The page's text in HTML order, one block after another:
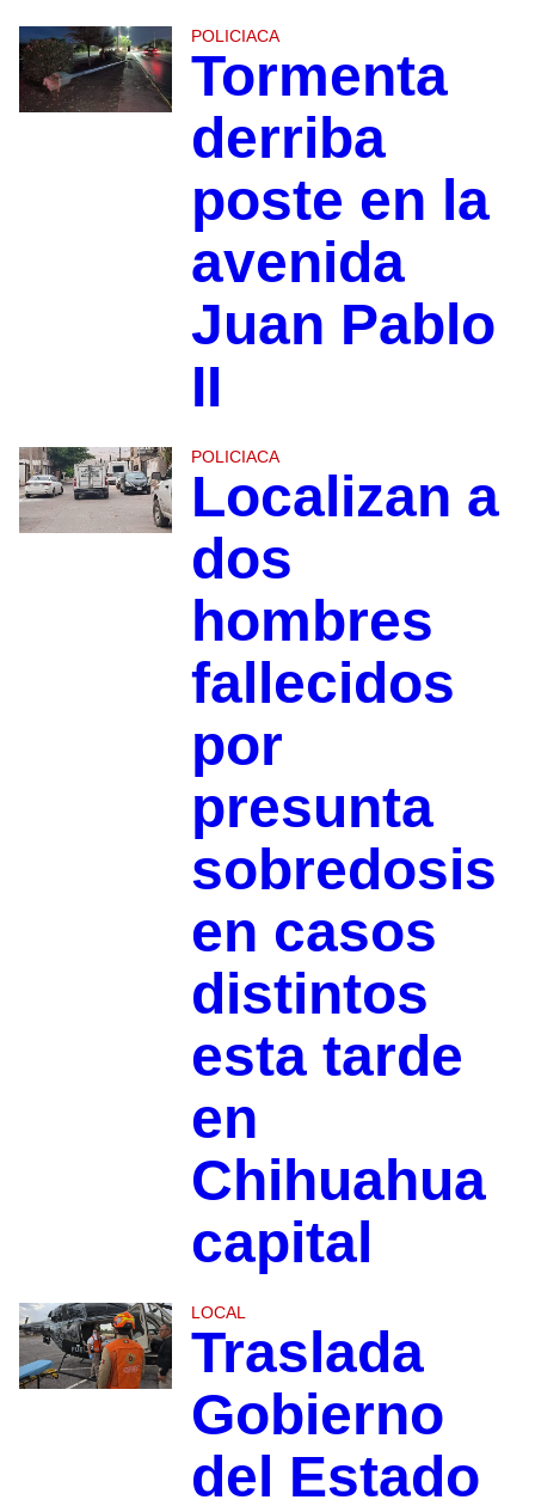
POLICIACA
Tormenta
derriba
poste en la
avenida
Juan Pablo
II
POLICIACA
Localizan a
dos
hombres
fallecidos
por
presunta
sobredosis
en casos
distintos
esta tarde
en
Chihuahua
capital
LOCAL
Traslada
Gobierno
del Estado